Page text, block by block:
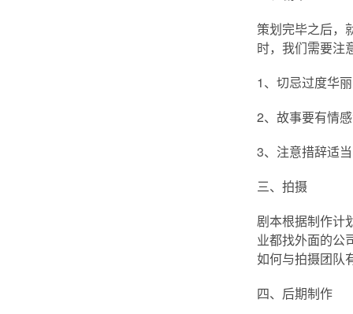
策划完毕之后，
时，我们需要注
1、切忌过度华
2、故事要有情
3、注意措辞适
三、拍摄
剧本根据制作计
业都找外面的公
如何与拍摄团队
四、后期制作